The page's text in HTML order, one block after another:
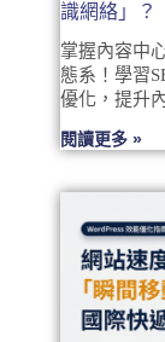
識網絡」？
掌握內容中
態系！學習
優化，提升
閱讀更多 »